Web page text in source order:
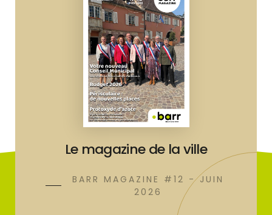
Le magazine de la ville
BARR MAGAZINE #12 - JUIN
2026